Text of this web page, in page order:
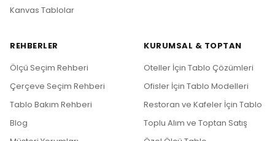
Kanvas Tablolar
REHBERLER
Ölçü Seçim Rehberi
Çerçeve Seçim Rehberi
Tablo Bakım Rehberi
Blog
KURUMSAL & TOPTAN
Oteller İçin Tablo Çözümleri
Ofisler İçin Tablo Modelleri
Restoran ve Kafeler İçin Tablo
Toplu Alım ve Toptan Satış